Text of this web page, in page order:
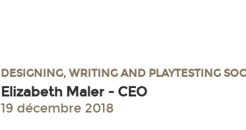
DESIGNING, WRITING AND PLAYTESTING
Elizabeth Maler - CEO
19 décembre 2018